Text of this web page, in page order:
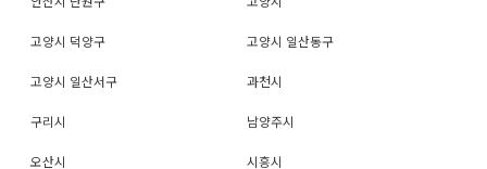
고양시 덕양구 고양시 일산동구
고양시 일산서구 과천시
구리시 남양주시
오산시 시흥시